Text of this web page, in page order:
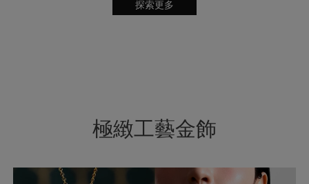
探索更多
極緻工藝金飾